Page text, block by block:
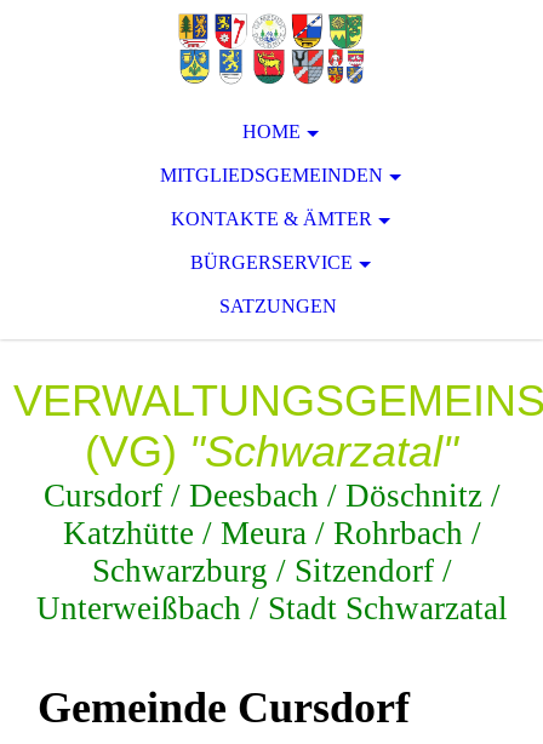
HOME
MITGLIEDSGEMEINDEN
KONTAKTE & ÄMTER
BÜRGERSERVICE
SATZUNGEN
(VG) "Schwarzatal"
Cursdorf / Deesbach / Döschnitz /
Katzhütte / Meura / Rohrbach /
Schwarzburg / Sitzendorf /
Unterweißbach / Stadt Schwarzatal
Gemeinde Cursdorf